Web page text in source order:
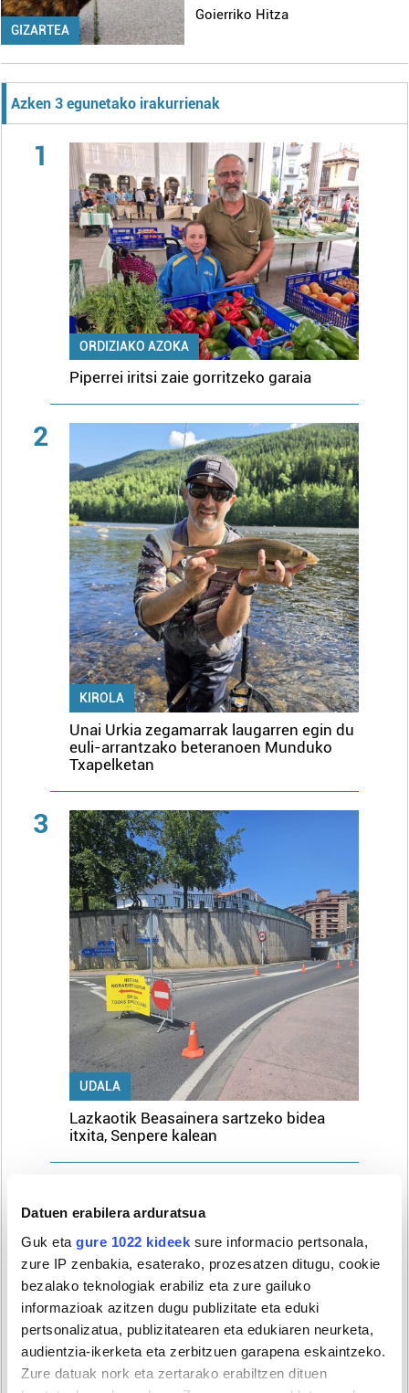
Datuen erabilera arduratsua
Guk eta gure 1022 kideek sure informacio pertsonala,
zure IP zenbakia, esaterako, prozesatzen ditugu, cookie
bezalako teknologiak erabiliz eta zure gailuko
informazioak azitzen dugu publizitate eta eduki
pertsonalizatua, publizitatearen eta edukiaren neurketa,
audientzia-ikerketa eta zerbitzuen garapena eskaintzeko.
Zure datuak nork eta zertarako erabiltzen dituen
GIZARTEA
Goierriko Hitza
Azken 3 egunetako irakurrienak
1
ORDIZIAKO AZOKA
Piperrei iritsi zaie gorritzeko garaia
2
KIROLA
Unai Urkia zegamarrak laugarren egin du
euli-arrantzako beteranoen Munduko
Txapelketan
3
UDALA
Lazkaotik Beasainera sartzeko bidea
itxita, Senpere kalean
GIZARTEA